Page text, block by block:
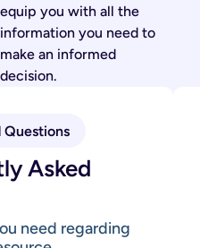
equip you with all the
information you need to
make an informed
decision.
Questions
Asked
need regarding